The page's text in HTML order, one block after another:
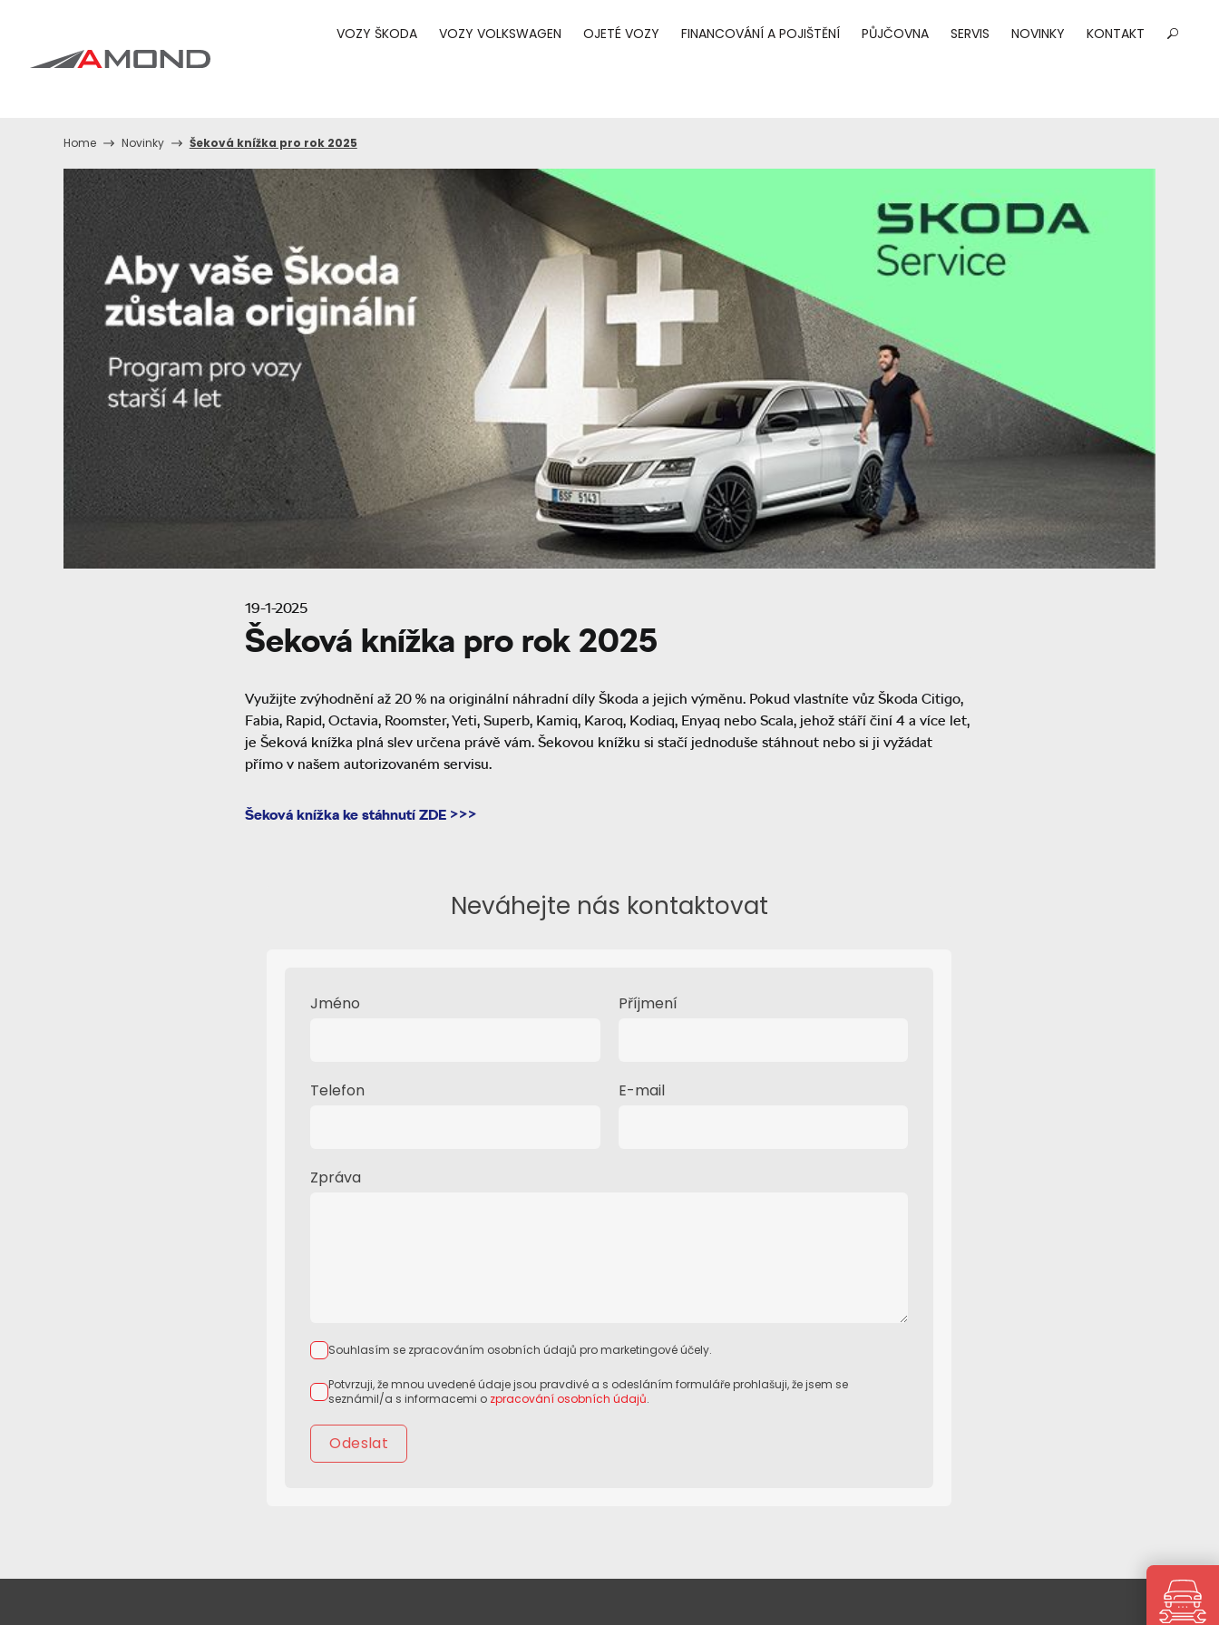
VOZY ŠKODA VOZY VOLKSWAGEN OJETÉ VOZY FINANCOVÁNÍ A POJIŠTĚNÍ PŮJČOVNA SERVIS NOVINKY KONTAKT
Home Novinky Šeková knížka pro rok 2025
19-1-2025
Šeková knížka pro rok 2025
Využijte zvýhodnění až 20 % na originální náhradní díly Škoda a jejich výměnu. Pokud vlastníte vůz Škoda Citigo,
Fabia, Rapid, Octavia, Roomster, Yeti, Superb, Kamiq, Karoq, Kodiaq, Enyaq nebo Scala, jehož stáří činí 4 a více let,
je Šeková knížka plná slev určena právě vám. Šekovou knížku si stačí jednoduše stáhnout nebo si ji vyžádat
přímo v našem autorizovaném servisu.
Šeková knížka ke stáhnutí ZDE >>>
Neváhejte nás kontaktovat
Jméno Příjmení
Telefon E-mail
Zpráva
Souhlasím se zpracováním osobních údajů pro marketingové účely.
Potvrzuji, že mnou uvedené údaje jsou pravdivé a s odesláním formuláře prohlašuji, že jsem se
seznámil/a s informacemi o zpracování osobních údajů.
Odeslat